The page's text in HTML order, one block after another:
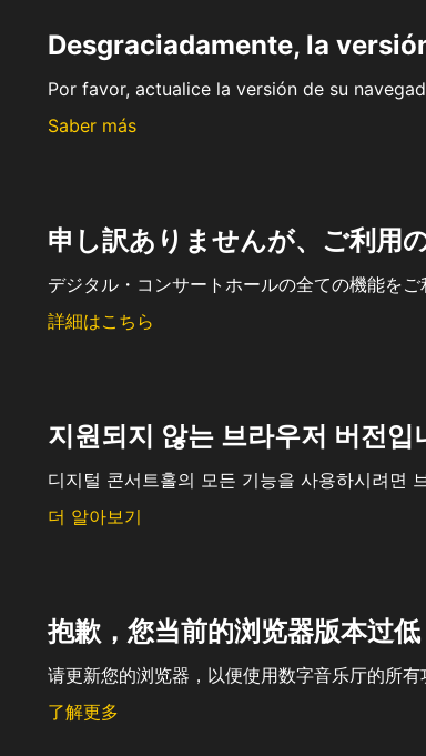
Desgraciadamente, la
Por favor, actualice la versión de su
Saber más
申し訳ありませんが、ご利用
デジタル・コンサートホールの全ての機能を
詳細はこちら
지원되지 않는 브라우저 버전입
디지털 콘서트홀의 모든 기능을 사용하시려면
더 알아보기
抱歉，您当前的浏览器版本过低
请更新您的浏览器，以便使用数字音乐厅的所有
了解更多